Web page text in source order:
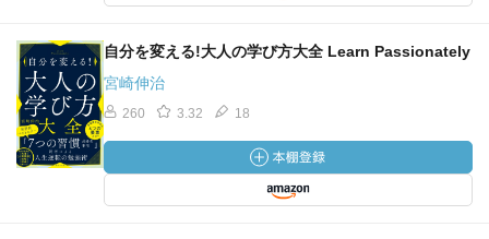
自分を変える!大人の学び方大全 Learn Passionately
宮崎伸治
260 3.32 18